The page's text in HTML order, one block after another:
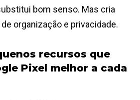
bom senso. Mas cria
organização e privacidade.
recursos que
Pixel melhor a cada